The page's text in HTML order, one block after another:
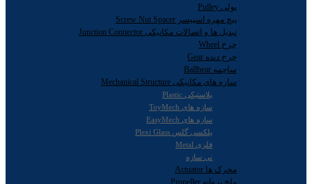
پولی Pulley
پیچ مهره اسپیسر Screw Nut Spacer
تبدیل ها و اتصالات مکانیکی Junction Connector
چرخ Wheel
چرخ دنده Gear
ساچمه Ballbear
سازه های مکانیکی Mechanical Structure
پلاستیکی Plastic
سازه های ToyMech
سازه های EasyMech
پلکسی گلس Plexi Glass
فلزی Metal
نی سازه
محرک ها Actuator
ملخ پروانه Propeller